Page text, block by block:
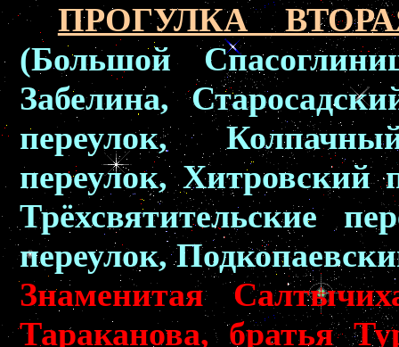
ПРОГУЛКА
(Большой
Забелина,
переулок,
переулок,
Трёхсвятительские
переулок,
Знаменитая
Тараканова, братья